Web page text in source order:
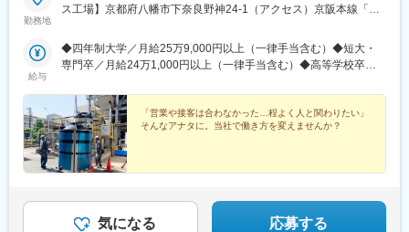
勤務地
ス工場】京都府八幡市下奈良野神24-1（アクセス）京阪本線「石
煙）
給与
◆四年制大学／月給25万9,000円以上（一律手当含む）◆短大・
専門卒／月給24万1,000円以上（一律手当含む）◆高等学校卒／
なります（経験・能力等を考慮の上、決定します）
「営業や接客は合わなかった…程よく人と関わりたい」
そんなアナタに。当社で働き方を変えませんか？
気になる 応募する